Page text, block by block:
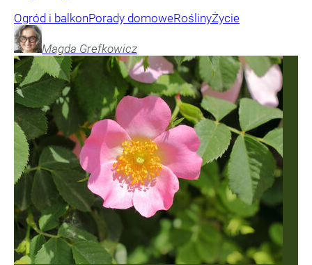
Ogród i balkonPorady domoweRoślinyŻycie
Magda Grefkowicz